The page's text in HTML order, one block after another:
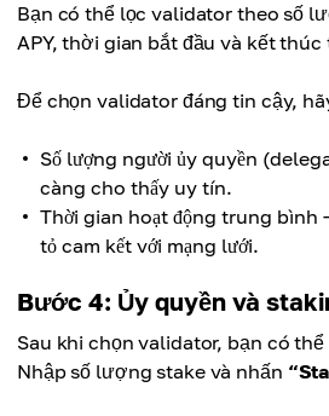
Bạn có thể lọc validator theo số
APY, thời gian bắt đầu và kết
Để chọn validator đáng tin cậy,
Số lượng người ủy quyền
càng cho thấy uy tín.
Thời gian hoạt động trung bình
tỏ cam kết với mạng lưới.
Bước 4: Ủy quyền và
Sau khi chọn validator, bạn có
Nhập số lượng stake và nhấn